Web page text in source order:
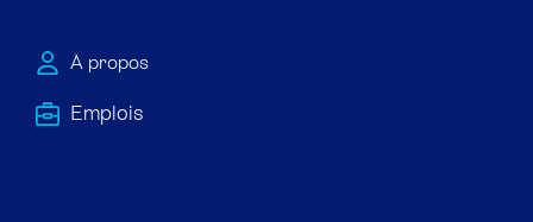
À propos
Emploi​s